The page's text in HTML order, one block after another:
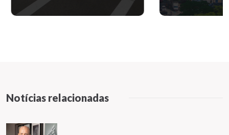
Notícias relacionadas